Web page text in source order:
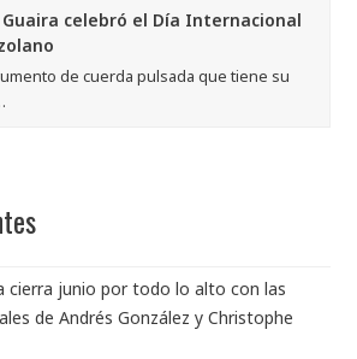
Guaira celebró el Día Internacional
de cuerda pulsada que tiene su
cierra junio por todo lo alto con las
de Andrés González y Christophe